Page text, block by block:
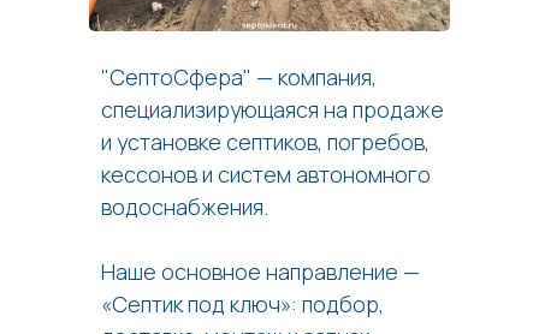
"СептоСфера" — компания,
специализирующаяся на продаже
и установке септиков, погребов,
кессонов и систем автономного
водоснабжения.
Наше основное направление —
«Септик под ключ»: подбор,